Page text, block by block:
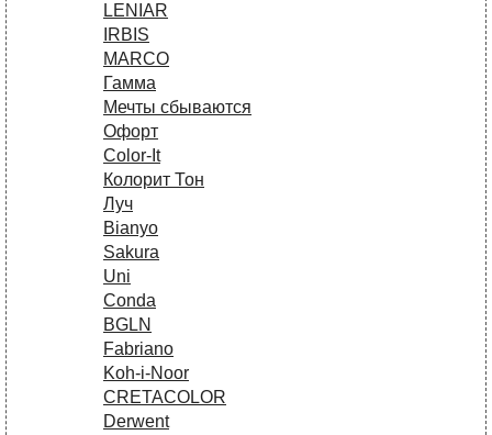
LENIAR
IRBIS
MARCO
Гамма
Мечты сбываются
Офорт
Сolor-It
Колорит Тон
Луч
Bianyo
Sakura
Uni
Conda
BGLN
Fabriano
Koh-i-Noor
CRETACOLOR
Derwent